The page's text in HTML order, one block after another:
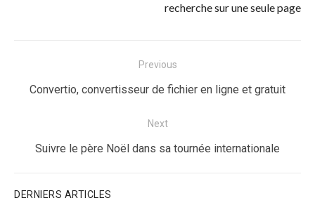
recherche sur une seule page
de
Previous
Previous
Convertio, convertisseur de fichier en ligne et gratuit
Next
Next
Suivre le père Noël dans sa tournée internationale
DERNIERS ARTICLES